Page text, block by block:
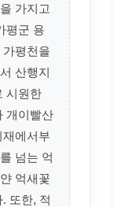
가지고
평군 용
평천을
산행지
시원한
개이빨산
에서부
넘는 억
억새꽃
또한, 적